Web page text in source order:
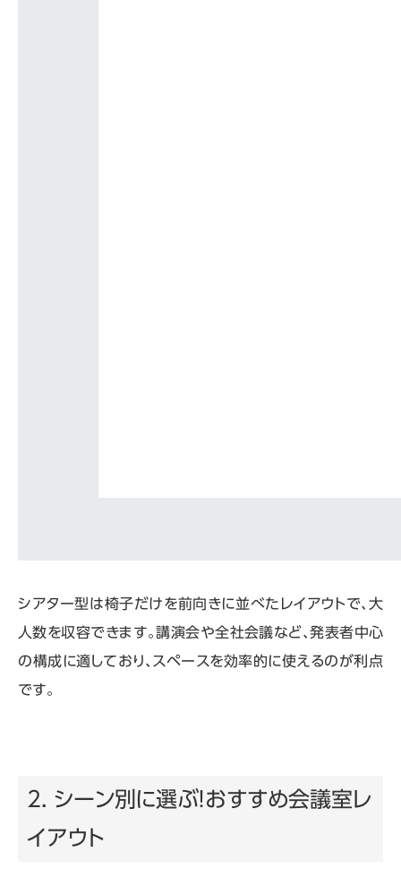
シアター型は椅子だけを前向きに並べたレイアウトで、大
人数を収容できます。講演会や全社会議など、発表者中心
の構成に適しており、スペースを効率的に使えるのが利点
です。
2. シーン別に選ぶ！おすすめ会議室レ
イアウト